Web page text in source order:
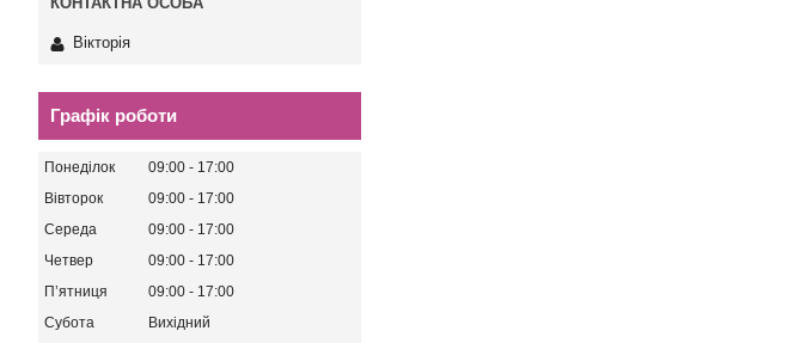
Вікторія
Графік роботи
Понеділок 09:00
17:00
Вівторок
09:00
17:00
Середа
09:00
17:00
Четвер
09:00
17:00
Пʼятниця
09:00
17:00
Субота
Вихідний